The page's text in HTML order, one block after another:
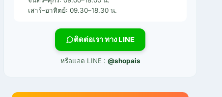
เสาร์–อาทิตย์: 09.30–18.30 น.
ติดต่อเรา ทาง LINE
หรือแอด LINE : @shopais